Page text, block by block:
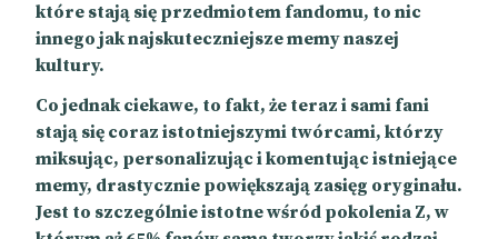
które stają się przedmiotem fandomu, to nic
innego jak najskuteczniejsze memy naszej
kultury.
Co jednak ciekawe, to fakt, że teraz i sami fani
stają się coraz istotniejszymi twórcami, którzy
miksując, personalizując i komentując istniejące
memy, drastycznie powiększają zasięg oryginału.
Jest to szczególnie istotne wśród pokolenia Z, w